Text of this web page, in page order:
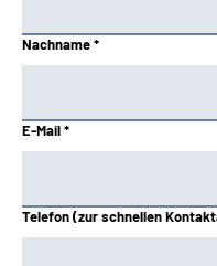
Nachname *
E-Mail *
Telefon (zur schnellen